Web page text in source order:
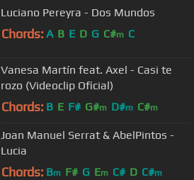
Luciano Pereyra - Dos Mundos
Chords: A B E D G C#m C
Vanesa Martín feat. Axel - Casi te
rozo (Videoclip Oficial)
Chords: B E F# G#m D#m C#m
Joan Manuel Serrat & AbelPintos -
Lucia
Chords: Bm F# G Em C# D C#m